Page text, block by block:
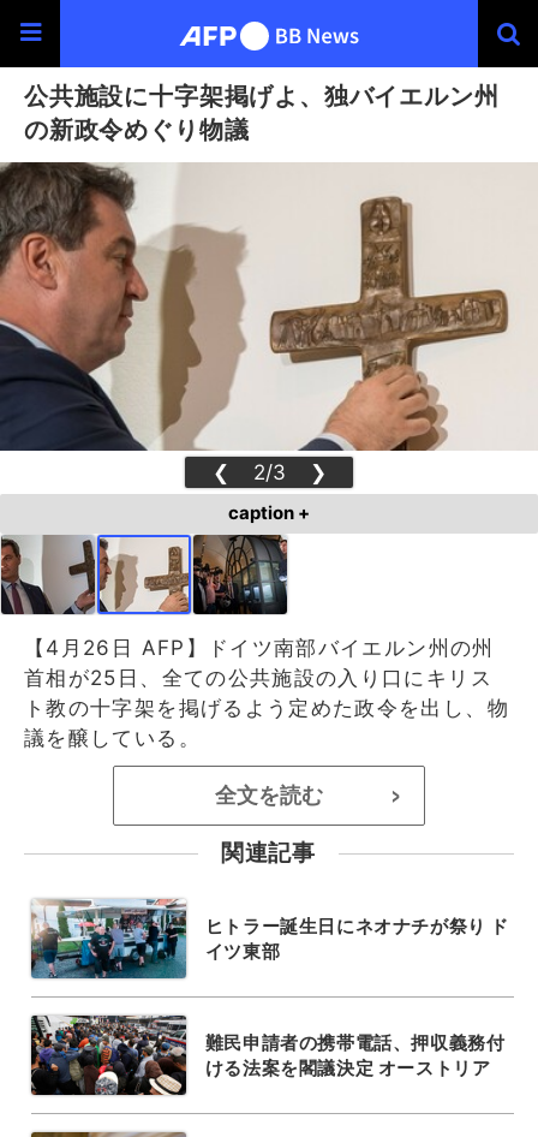
公共施設に十字架掲げよ、独バイエルン州
の新政令めぐり物議
❮ 2/3 ❯
caption +
【4月26日 AFP】ドイツ南部バイエルン州の州
首相が25日、全ての公共施設の入り口にキリス
ト教の十字架を掲げるよう定めた政令を出し、物
議を醸している。
全文を読む >
関連記事
ヒトラー誕生日にネオナチが祭り ド
イツ東部
難民申請者の携帯電話、押収義務付
ける法案を閣議決定 オーストリア